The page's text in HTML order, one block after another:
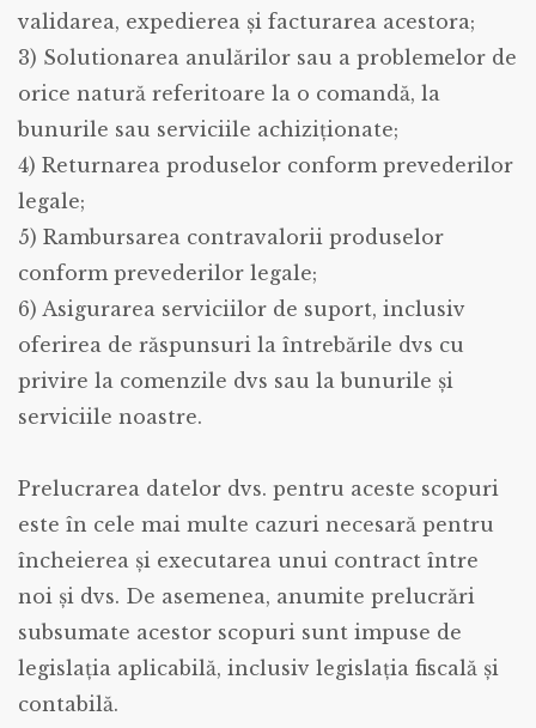
validarea, expedierea și facturarea acestora;
3) Solutionarea anulărilor sau a problemelor de
orice natură referitoare la o comandă, la
bunurile sau serviciile achiziționate;
4) Returnarea produselor conform prevederilor
legale;
5) Rambursarea contravalorii produselor
conform prevederilor legale;
6) Asigurarea serviciilor de suport, inclusiv
oferirea de răspunsuri la întrebările dvs cu
privire la comenzile dvs sau la bunurile și
serviciile noastre.
Prelucrarea datelor dvs. pentru aceste scopuri
este în cele mai multe cazuri necesară pentru
încheierea și executarea unui contract între
noi și dvs. De asemenea, anumite prelucrări
subsumate acestor scopuri sunt impuse de
legislația aplicabilă, inclusiv legislația fiscală și
contabilă.